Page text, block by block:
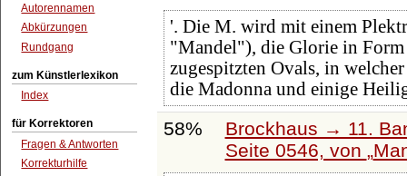
Autorennamen
Abkürzungen
Rundgang
zum Künstlerlexikon
Index
für Korrektoren
Fragen & Antworten
Korrekturhilfe
'. Die M. wird mit einem
"Mandel"), die Glorie in Form
zugespitzten Ovals, in
die Madonna und einige
58%
Brockhaus → 11.
Seite 0546, von